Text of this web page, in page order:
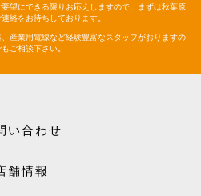
望にできる限りお応えしますので、まずは秋葉原
絡をお待ちしております。
産業用電線など経験豊富なスタッフがおりますの
ご相談下さい。
い合わせ
舗情報